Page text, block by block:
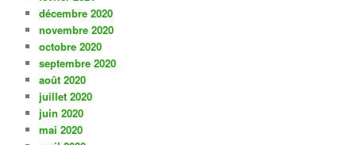
décembre 2020
novembre 2020
octobre 2020
septembre 2020
août 2020
juillet 2020
juin 2020
mai 2020